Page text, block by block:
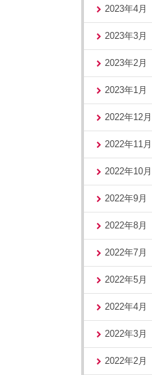
2023年4月
2023年3月
2023年2月
2023年1月
2022年12月
2022年11月
2022年10月
2022年9月
2022年8月
2022年7月
2022年5月
2022年4月
2022年3月
2022年2月